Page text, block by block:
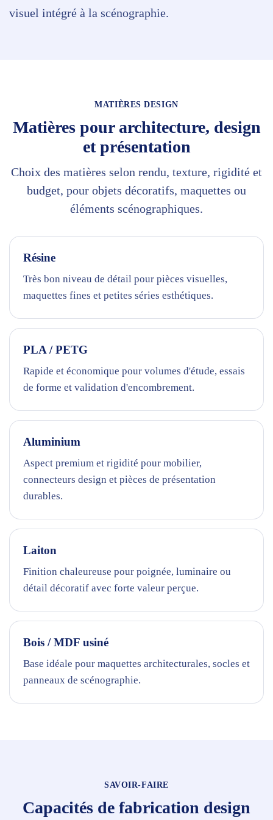
visuel intégré à la scénographie.
MATIÈRES DESIGN
Matières pour architecture, design
et présentation
Choix des matières selon rendu, texture, rigidité et
budget, pour objets décoratifs, maquettes ou
éléments scénographiques.
Résine
Très bon niveau de détail pour pièces visuelles,
maquettes fines et petites séries esthétiques.
PLA / PETG
Rapide et économique pour volumes d'étude, essais
de forme et validation d'encombrement.
Aluminium
Aspect premium et rigidité pour mobilier,
connecteurs design et pièces de présentation
durables.
Laiton
Finition chaleureuse pour poignée, luminaire ou
détail décoratif avec forte valeur perçue.
Bois / MDF usiné
Base idéale pour maquettes architecturales, socles et
panneaux de scénographie.
SAVOIR-FAIRE
Capacités de fabrication design